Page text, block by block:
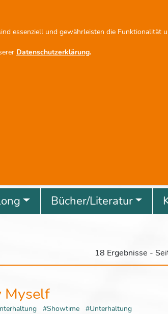
essenziell und gewährleisten die Funktionalität
Datenschutzerklärung.
Bücher/Literatur
18 Ergebnisse -
Myself
#Showtime #Unterhaltung